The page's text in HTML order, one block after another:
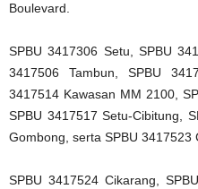
Boulevard.
SPBU 3417306 Setu, SPBU
3417506 Tambun, SPBU
3417514 Kawasan MM 2100,
SPBU 3417517 Setu-Cibitung,
Gombong, serta SPBU 3417523
SPBU 3417524 Cikarang,